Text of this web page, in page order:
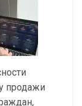
продажи